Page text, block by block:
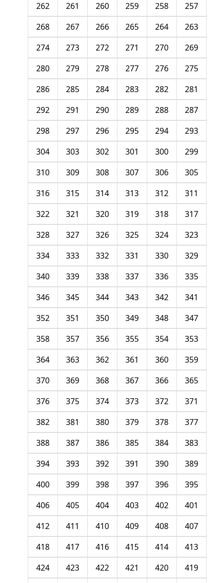
257
258
259
260
261
262
263
264
265
266
267
268
269
270
271
272
273
274
275
276
277
278
279
280
281
282
283
284
285
286
287
288
289
290
291
292
293
294
295
296
297
298
299
300
301
302
303
304
305
306
307
308
309
310
311
312
313
314
315
316
317
318
319
320
321
322
323
324
325
326
327
328
329
330
331
332
333
334
335
336
337
338
339
340
341
342
343
344
345
346
347
348
349
350
351
352
353
354
355
356
357
358
359
360
361
362
363
364
365
366
367
368
369
370
371
372
373
374
375
376
377
378
379
380
381
382
383
384
385
386
387
388
389
390
391
392
393
394
395
396
397
398
399
400
401
402
403
404
405
406
407
408
409
410
411
412
413
414
415
416
417
418
419
420
421
422
423
424